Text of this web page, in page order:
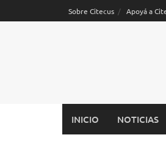
Sobre Citecus Apoyá a
INICIO NOTICIAS